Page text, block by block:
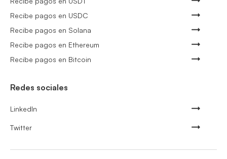
Recibe pagos en USDC
Recibe pagos en Solana
Recibe pagos en Ethereum
Recibe pagos en Bitcoin
Redes sociales
LinkedIn
Twitter